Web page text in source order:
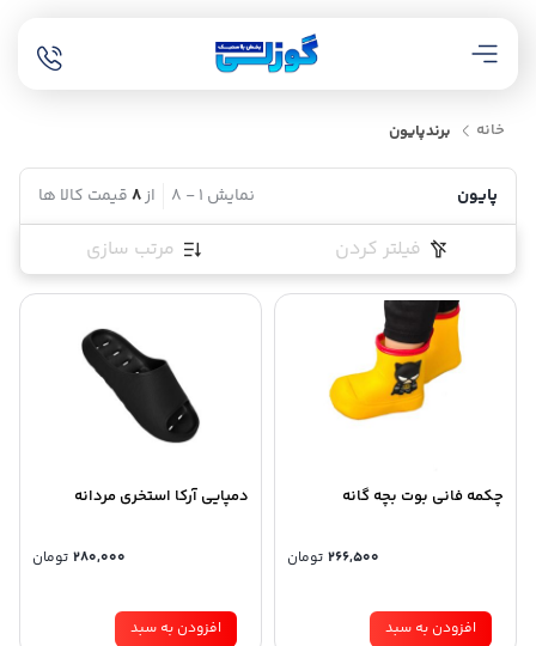
خانه برندپایون
پایون نمایش 1
-
8 از8قیمت کالا ها
فیلتر کردن مرتب سازی
چکمه فانی بوت بچه گانه
تومان
افزودن به سبد
دمپایی آرکا استخری مردانه
تومان
افزودن به سبد